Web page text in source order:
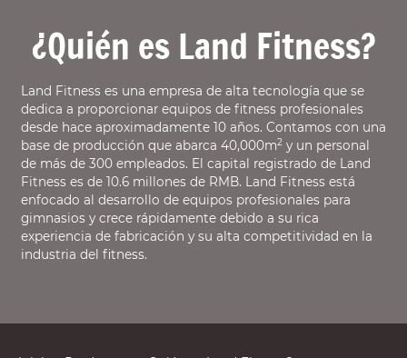
¿Quién es Land Fitness?
Land Fitness es una empresa de alta tecnología que se
dedica a proporcionar equipos de fitness profesionales
desde hace aproximadamente 10 años. Contamos con una
base de producción que abarca 40,000m2 y un personal
de más de 300 empleados. El capital registrado de Land
Fitness es de 10.6 millones de RMB. Land Fitness está
enfocado al desarrollo de equipos profesionales para
gimnasios y crece rápidamente debido a su rica
experiencia de fabricación y su alta competitividad en la
industria del fitness.